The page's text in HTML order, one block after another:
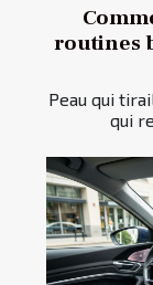
routines
Peau qui
qui